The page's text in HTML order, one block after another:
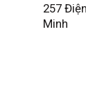
257
Minh